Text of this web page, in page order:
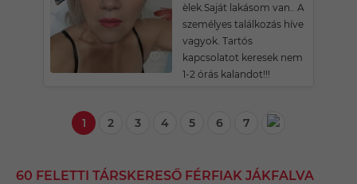
èlek.Saját lakásom van.. A
személyes találkozás híve
vagyok. Tartós
kapcsolatot keresek nem
1-2 órás kalandot!!!
1 2 3 4 5 6 7
60 FELETTI TÁRSKERESŐ FÉRFIAK JÁKFALVA